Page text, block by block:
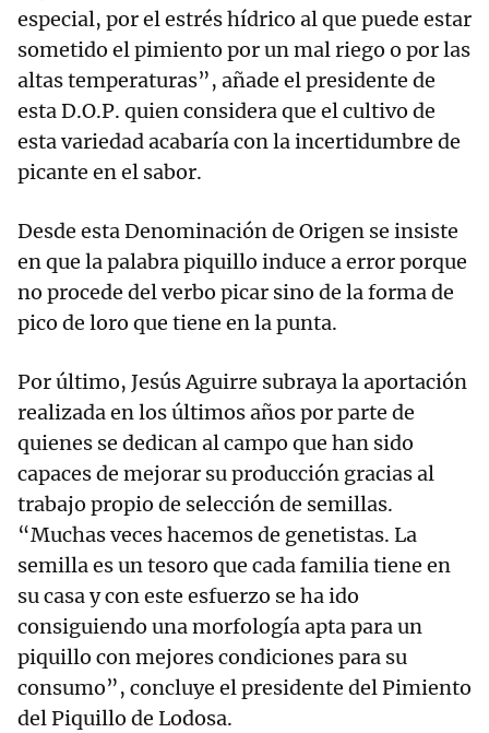
especial, por el estrés hídrico al que puede estar
sometido el pimiento por un mal riego o por las
altas temperaturas”, añade el presidente de
esta D.O.P. quien considera que el cultivo de
esta variedad acabaría con la incertidumbre de
picante en el sabor.
Desde esta Denominación de Origen se insiste
en que la palabra piquillo induce a error porque
no procede del verbo picar sino de la forma de
pico de loro que tiene en la punta.
Por último, Jesús Aguirre subraya la aportación
realizada en los últimos años por parte de
quienes se dedican al campo que han sido
capaces de mejorar su producción gracias al
trabajo propio de selección de semillas.
“Muchas veces hacemos de genetistas. La
semilla es un tesoro que cada familia tiene en
su casa y con este esfuerzo se ha ido
consiguiendo una morfología apta para un
piquillo con mejores condiciones para su
consumo”, concluye el presidente del Pimiento
del Piquillo de Lodosa.